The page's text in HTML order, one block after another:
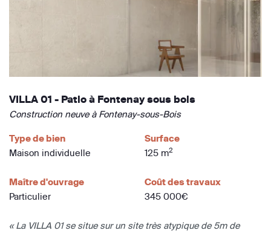
VILLA 01 - Patio à Fontenay sous bois
Construction neuve à Fontenay-sous-Bois
Type de bien
Maison individuelle
Surface
125 m2
Maître d'ouvrage
Particulier
Coût des travaux
345 000€
« La VILLA 01 se situe sur un site très atypique de 5m de